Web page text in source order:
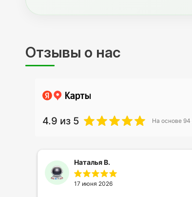
Отзывы о нас
4.9 из 5 На основе 94
Наталья В.
17 июня 2026